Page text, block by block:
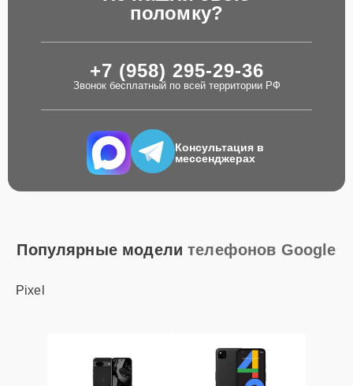
поломку?
+7 (958) 295-29-36
Звонок бесплатный по всей территории РФ
Консультация в
мессенджерах
Популярные моделителефонов Google
Pixel